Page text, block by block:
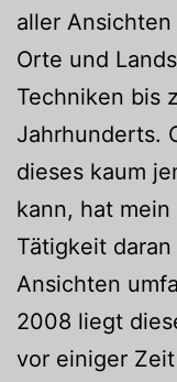
aller
Orte und
Techniken bis
Jahrhunderts.
dieses kaum
kann, hat
Tätigkeit
Ansichten
2008 liegt
vor einiger